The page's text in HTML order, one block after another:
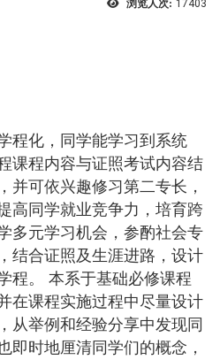
浏览人次: 17403
化，同学能学习到系统
课程内容与证照考试内容结
并可依兴趣修习第二专长，
高同学就业竞争力，培育跨
多元学习机会，参酌社会专
结合证照及生涯进路，设计
程。 本系于基础必修课程
在课程实施过程中尽量设计
从举例和经验分享中发现同
即时地厘清同学们的概念，